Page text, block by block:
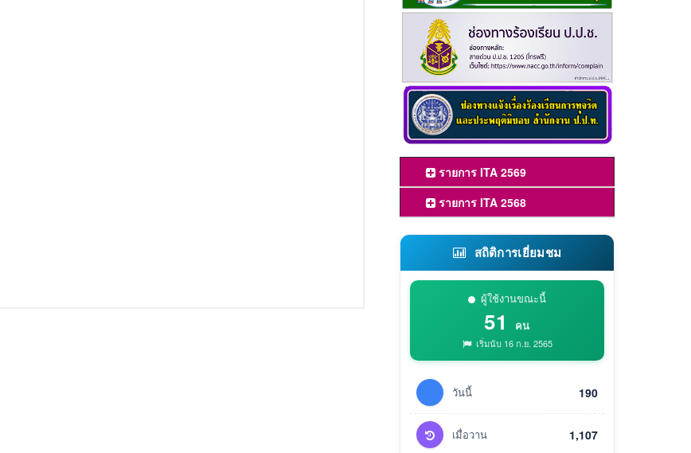
รายการ ITA 2569
รายการ ITA 2568
สถิติการเยี่ยมชม
ผู้ใช้งานขณะนี้
51 คน
เริ่มนับ 16 ก.ย. 2565
วันนี้ 190
เมื่อวาน 1,107